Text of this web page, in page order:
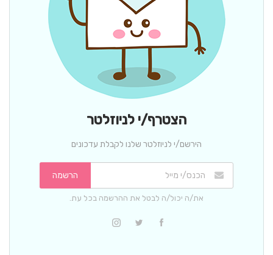
הצטרף/י לניוזלטר
הירשם/י לניוזלטר שלנו לקבלת עדכונים
הרשמה
את/ה יכול/ה לבטל את ההרשמה בכל עת.